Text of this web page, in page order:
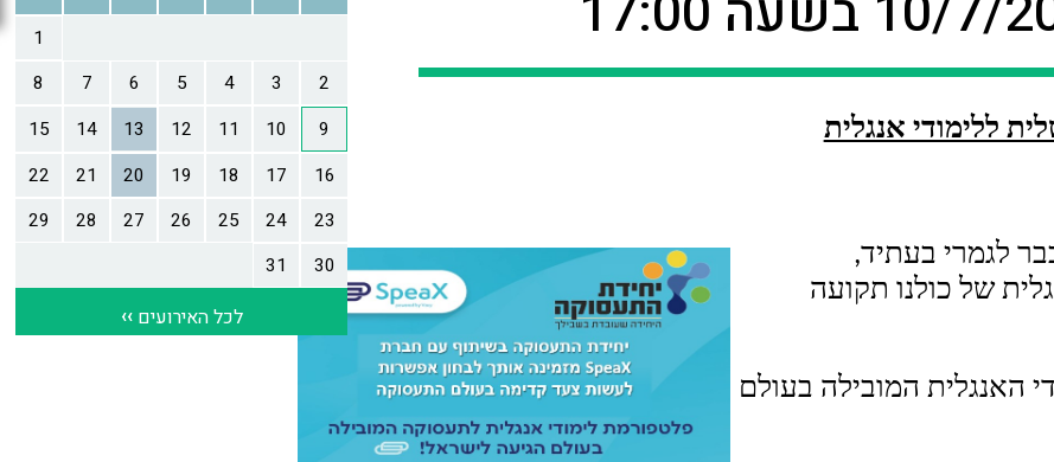
ללימודי אנגלית
לגמרי בעתיד,
של כולנו תקועה
האנגלית המובילה בעולם